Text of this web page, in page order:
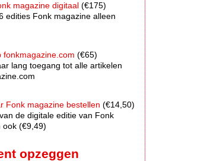
magazine digitaal (€175)
edities Fonk magazine alleen
fonkmagazine.com (€65)
lang toegang tot alle artikelen
Fonk magazine bestellen (€14,50)
de digitale editie van Fonk
ook (€9,49)
opzeggen